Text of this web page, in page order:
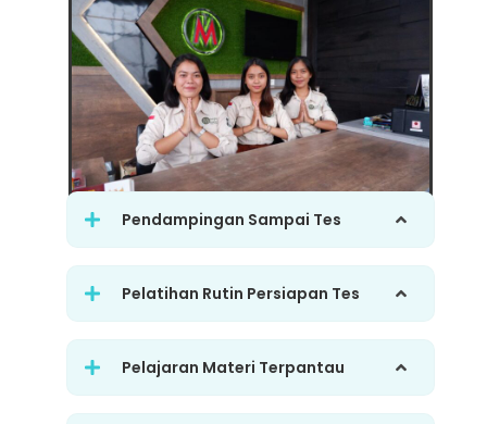
Pendampingan Sampai Tes
Pelatihan Rutin Persiapan Tes
Pelajaran Materi Terpantau